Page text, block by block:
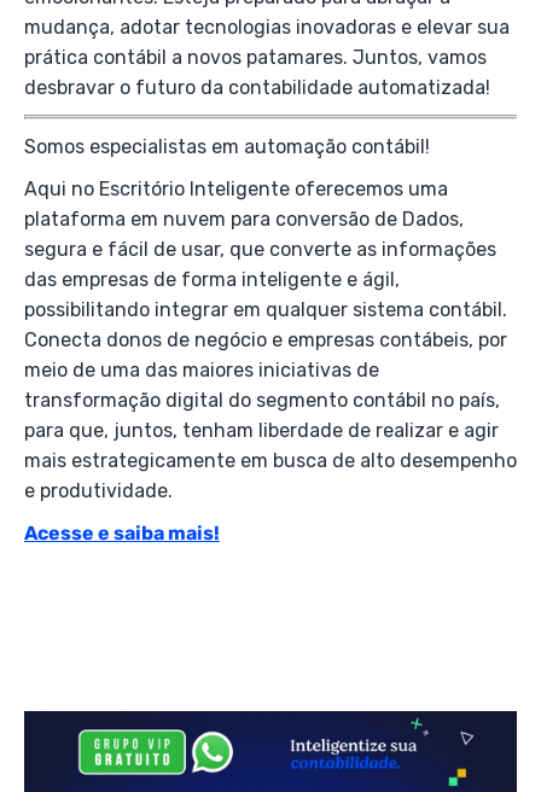
mudança, adotar tecnologias inovadoras e elevar sua
prática contábil a novos patamares. Juntos, vamos
desbravar o futuro da contabilidade automatizada!
Somos especialistas em automação contábil!
Aqui no Escritório Inteligente oferecemos uma
plataforma em nuvem para conversão de Dados,
segura e fácil de usar, que converte as informações
das empresas de forma inteligente e ágil,
possibilitando integrar em qualquer sistema contábil.
Conecta donos de negócio e empresas contábeis, por
meio de uma das maiores iniciativas de
transformação digital do segmento contábil no país,
para que, juntos, tenham liberdade de realizar e agir
mais estrategicamente em busca de alto desempenho
e produtividade.
Acesse e saiba mais!